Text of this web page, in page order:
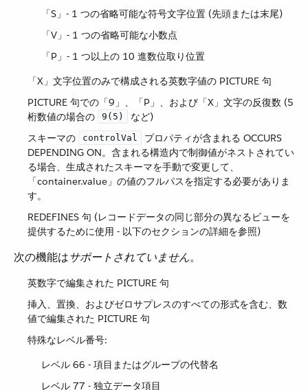
「S」- 1 つの省略可能な符号文字位置 (先頭または末尾)
「V」- 1 つの省略可能な小数点
「P」- 1 つ以上の 10 進数位取り位置
「X」文字位置のみで構成される英数字値の PICTURE 句
PICTURE 句での「9」、「P」、および「X」文字の反復数 (5
桁数値の場合の ​
9(5)
​ など)
スキーマの ​
controlVal
​ プロパティが含まれる OCCURS
DEPENDING ON。含まれる構造内で制御値がネストされてい
る場合、生成されたスキーマを手動で変更して、
「container.value」の値のフルパスを指定する必要がありま
す。
REDEFINES 句 (レコードデータの同じ部分の異なるビューを
提供するために使用 - 以下のセクションの詳細を参照)
次の機能は​サポートされていません​。
英数字で編集された PICTURE 句
挿入、置換、およびゼロサプレスのすべての形式を含む、数
値で編集された PICTURE 句
特殊なレベル番号:
レベル 66 - 項目またはグループの代替名
レベル 77 - 独立データ項目